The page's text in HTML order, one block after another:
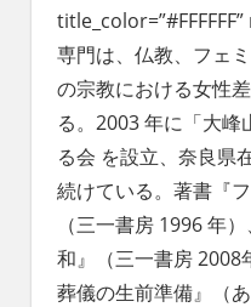
専門は、仏教、フェ
の宗教における女性
る。2003 年に「大峰
る会 を設立、奈良県
続けている。著書『
（三一書房 1996 年
和』（三一書房 2008
葬儀の生前準備』（